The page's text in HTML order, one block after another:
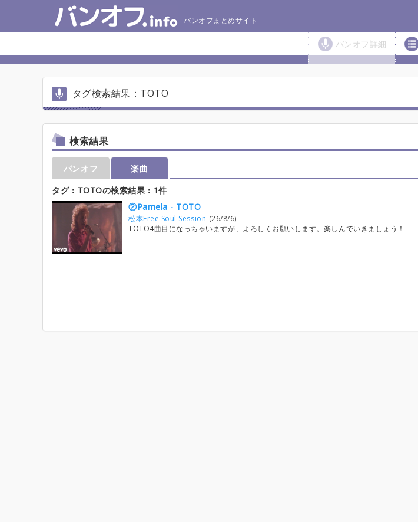
バンオフまとめサイト
バンオフ詳細
タグ検索結果：TOTO
検索結果
バンオフ
楽曲
タグ：TOTOの検索結果：1件
②Pamela - TOTO
松本Free Soul Session (26/8/6)
TOTO4曲目になっちゃいますが、よろしくお願いします。楽しんでいきましょう！